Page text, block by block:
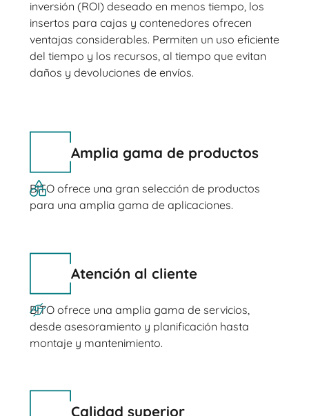
inversión (ROI) deseado en menos tiempo, los
insertos para cajas y contenedores ofrecen
ventajas considerables. Permiten un uso eficiente
del tiempo y los recursos, al tiempo que evitan
daños y devoluciones de envíos.
Amplia gama de productos
BITO ofrece una gran selección de productos
para una amplia gama de aplicaciones.
Atención al cliente
BITO ofrece una amplia gama de servicios,
desde asesoramiento y planificación hasta
montaje y mantenimiento.
Calidad superior